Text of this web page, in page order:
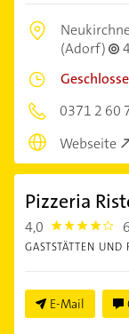
(Adorf)
0371 2 60
Webseite
Pizzeria
4,0 4.0
GASTSTÄTTEN UND
E-Mail